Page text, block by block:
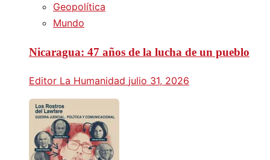
Geopolítica
Mundo
Nicaragua: 47 años de la lucha de un pueblo
Editor La Humanidad julio 31, 2026